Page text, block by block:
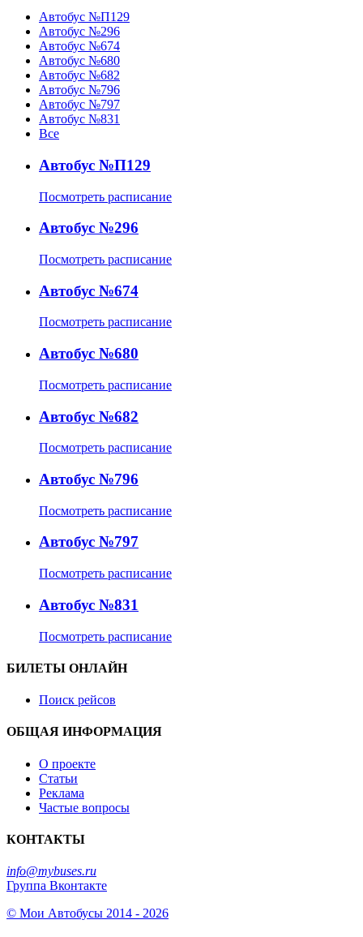
Автобус №П129
Автобус №296
Автобус №674
Автобус №680
Автобус №682
Автобус №796
Автобус №797
Автобус №831
Все
Автобус №П129
Посмотреть расписание
Автобус №296
Посмотреть расписание
Автобус №674
Посмотреть расписание
Автобус №680
Посмотреть расписание
Автобус №682
Посмотреть расписание
Автобус №796
Посмотреть расписание
Автобус №797
Посмотреть расписание
Автобус №831
Посмотреть расписание
БИЛЕТЫ ОНЛАЙН
Поиск рейсов
ОБЩАЯ ИНФОРМАЦИЯ
О проекте
Статьи
Реклама
Частые вопросы
КОНТАКТЫ
info@mybuses.ru
Группа Вконтакте
© Мои Автобусы 2014 - 2026